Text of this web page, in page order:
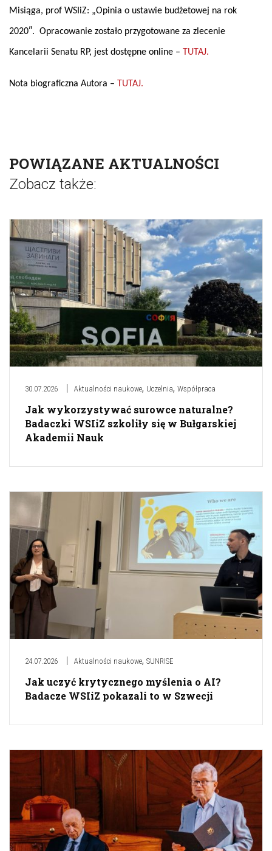
Misiąga, prof WSIiZ: „Opinia o ustawie budżetowej na rok
2020″. Opracowanie zostało przygotowane za zlecenie
Kancelarii Senatu RP, jest dostępne online – TUTAJ.
Nota biograficzna Autora – TUTAJ.
POWIĄZANE AKTUALNOŚCI
Zobacz także:
30.07.2026 Aktualności naukowe, Uczelnia, Współpraca
Jak wykorzystywać surowce naturalne?
Badaczki WSIiZ szkoliły się w Bułgarskiej
Akademii Nauk
24.07.2026 Aktualności naukowe, SUNRISE
Jak uczyć krytycznego myślenia o AI?
Badacze WSIiZ pokazali to w Szwecji